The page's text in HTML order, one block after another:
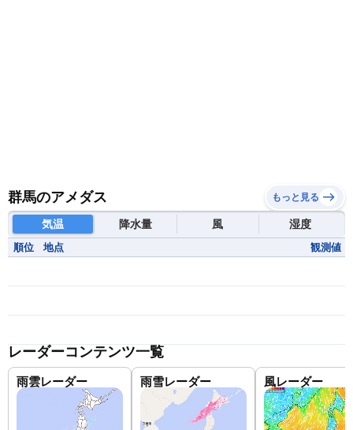
群馬のアメダス もっと見る
気温 降水量 風 湿度
順位 地点 観測値
レーダーコンテンツ一覧
雨雲レーダー 雨雪レーダー 風レーダー